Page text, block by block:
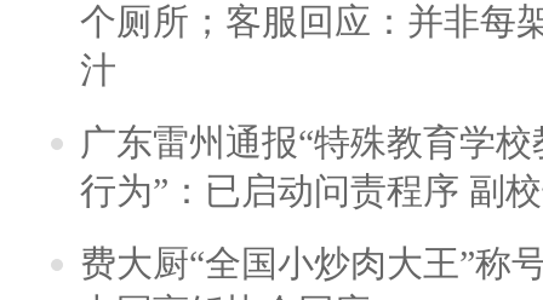
个厕所；客服回应：并非每
汁
广东雷州通报“特殊教育学
行为”：已启动问责程序 副
费大厨“全国小炒肉大王”称